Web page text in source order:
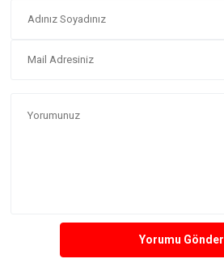
Yorumu Gönder